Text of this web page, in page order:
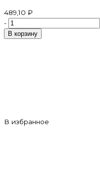
489,10 ₽
-
В корзину
В избранное